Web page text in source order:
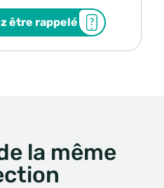
être rappelé
la même